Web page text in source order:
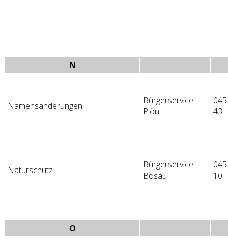
N
Namensänderungen
Bürgerservice
Plön
43
Naturschutz
Bürgerservice
Bosau
10
O